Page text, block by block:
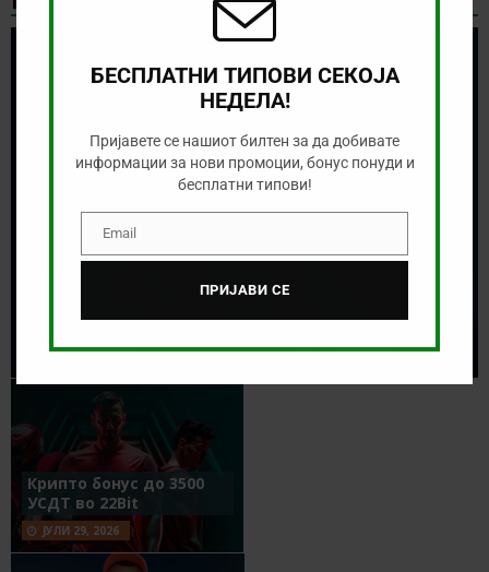
Се бараат „мајстори“ за
спортска прогноза!
АВГУСТ 5, 2026
Крипто бонус до 3500
УСДТ во 22Bit
ЈУЛИ 29, 2026
БЕСПЛАТНИ ТИПОВИ СЕКОЈА
НЕДЕЛА!
Пријавете се нашиот билтен за да добивате
информации за нови промоции, бонус понуди и
бесплатни типови!
EmailEmail
ПРИЈАВИ СЕ